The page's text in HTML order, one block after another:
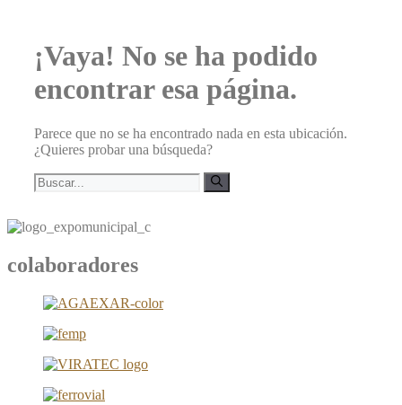
¡Vaya! No se ha podido
encontrar esa página.
Parece que no se ha encontrado nada en esta ubicación.
¿Quieres probar una búsqueda?
Buscar:
colaboradores